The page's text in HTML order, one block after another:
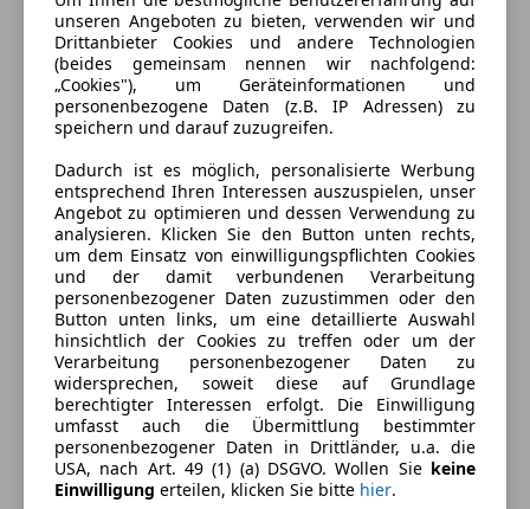
Zylinder
Energieverbrauch
unseren Angeboten zu bieten, verwenden wir und
Drittanbieter Cookies und andere Technologien
(beides gemeinsam nennen wir nachfolgend:
„Cookies"), um Geräteinformationen und
personenbezogene Daten (z.B. IP Adressen) zu
speichern und darauf zuzugreifen.
Dadurch ist es möglich, personalisierte Werbung
entsprechend Ihren Interessen auszuspielen, unser
Angebot zu optimieren und dessen Verwendung zu
analysieren. Klicken Sie den Button unten rechts,
um dem Einsatz von einwilligungspflichten Cookies
und der damit verbundenen Verarbeitung
personenbezogener Daten zuzustimmen oder den
Button unten links, um eine detaillierte Auswahl
hinsichtlich der Cookies zu treffen oder um der
Verarbeitung personenbezogener Daten zu
widersprechen, soweit diese auf Grundlage
berechtigter Interessen erfolgt. Die Einwilligung
umfasst auch die Übermittlung bestimmter
personenbezogener Daten in Drittländer, u.a. die
USA, nach Art. 49 (1) (a) DSGVO. Wollen Sie keine
Einwilligung erteilen, klicken Sie bitte hier.